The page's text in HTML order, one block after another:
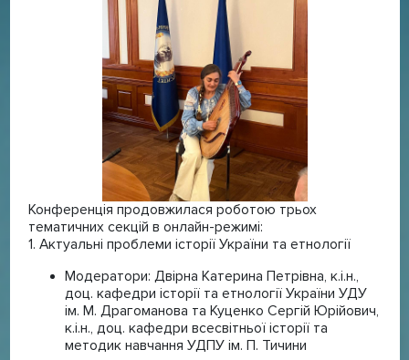
Конференція продовжилася роботою трьох
тематичних секцій в онлайн-режимі:
1. Актуальні проблеми історії України та етнології
Модератори: Двірна Катерина Петрівна, к.і.н.,
доц. кафедри історії та етнології України УДУ
ім. М. Драгоманова та Куценко Сергій Юрійович,
к.і.н., доц. кафедри всесвітньої історії та
методик навчання УДПУ ім. П. Тичини